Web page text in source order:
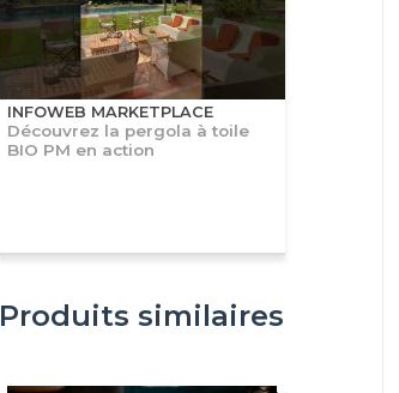
INFOWEB MARKETPLACE
Découvrez la pergola à toile
BIO PM en action
Produits similaires